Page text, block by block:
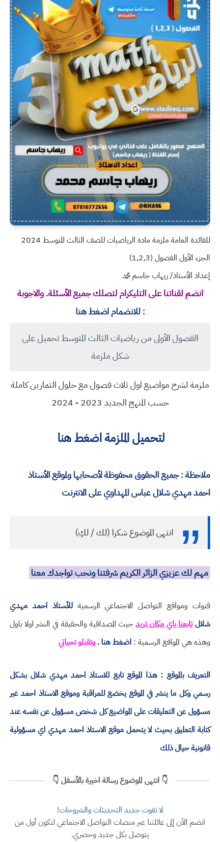
للفائدة العامة ملزمة مادة الرياضيات للصف الثالث المتوسط 2024
الجزء الأول الفصول (1,2,3)
إعداد الأستاذ/ ريهاب جاسم محمد
انضم لقناتنا على التليكرام لتصلك جميع الأسئلة. والاجوبة
: للانضمام اضغط هنا
الفصول الأولى من رياضيات الثالث المتوسط تحميل على
شكل ملزمة
ملزمة لشرح مواضيع اول ثلاث فصول مع حلول التمارين كاملة
حسب المنهج الجديد 2023 - 2024
لتحميل الملزمة اضغط هنا
ملاحظة : جميع الحقوق محفوظة لأصحابها ولموقع الأستاذ
احمد مهدي شلال عباس المهداوي على الانترنت
انتهى الموضوع شكرا (لك / لكِ)
مهم لك عزيزي الزائر الكريم شرفتنا ونحب تواجدك معنا
قنوات ومواقع التواصل الاجتماعي الرسميةللأستاذ احمد مهدي
شلالتابعنا باي مكان تريدحيث المصداقية والحقيقة في النشر اولا باول
وهذه هي المواقع الرسمية : اضغط هنا .وتقبلو تحياتي
التعريف بالموقع : هذا الموقع تابع للاستاذ احمد مهدي شلال بشكل
رسمي وكل ما ينشر في الموقع يخضع للمراقبة وموقع الاستاذ احمد غير
مسؤول عن التعليقات على المواضيع كل شخص مسؤول عن نفسه عند
كتابة التعليق بحيث لا يتحمل موقع الاستاذ احمد مهدي اي مسؤولية
قانونية حيال ذلك
👇 انتهى الموضوع رسالة اخيرة بالأسفل 👇
لا تفوت جديد التحديثات والشروحات!
انضم الآن إلى عائلتنا عبر منصات التواصل الاجتماعي لتكون أول من
يتوصل بكل جديد وحصري.